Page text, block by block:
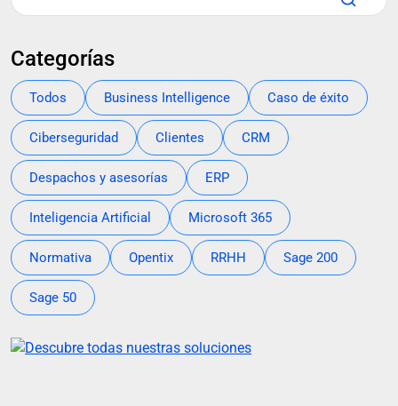
Categorías
Todos Business Intelligence Caso de éxito
Ciberseguridad Clientes CRM
Despachos y asesorías ERP
Inteligencia Artificial Microsoft 365
Normativa Opentix RRHH Sage 200
Sage 50